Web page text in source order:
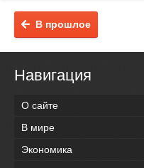
В прошлое
Навигация
О сайте
В мире
Экономика